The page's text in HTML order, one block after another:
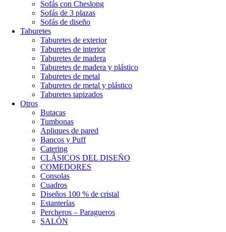
Sofás con Cheslong
Sofás de 3 plazas
Sofás de diseño
Taburetes
Taburetes de exterior
Taburetes de interior
Taburetes de madera
Taburetes de madera y plástico
Taburetes de metal
Taburetes de metal y plástico
Taburetes tapizados
Otros
Butacas
Tumbonas
Apliques de pared
Bancos y Puff
Catering
CLÁSICOS DEL DISEÑO
COMEDORES
Consolas
Cuadros
Diseños 100 % de cristal
Estanterías
Percheros – Paragueros
SALÓN